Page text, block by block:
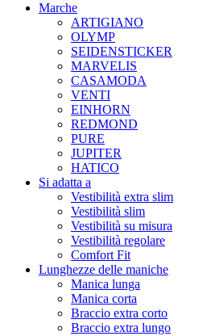
Marche
ARTIGIANO
OLYMP
SEIDENSTICKER
MARVELIS
CASAMODA
VENTI
EINHORN
REDMOND
PURE
JUPITER
HATICO
Si adatta a
Vestibilità extra slim
Vestibilità slim
Vestibilità su misura
Vestibilità regolare
Comfort Fit
Lunghezze delle maniche
Manica lunga
Manica corta
Braccio extra corto
Braccio extra lungo